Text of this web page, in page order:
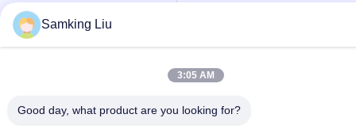
Träger-Abkühlungs-
Teile
Truck
Samking Liu
3:05 AM
Good day, what product are you looking for?